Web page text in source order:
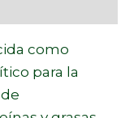
como
para la